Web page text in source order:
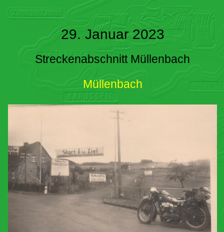
29. Januar 2023
Streckenabschnitt Müllenbach
Müllenbach